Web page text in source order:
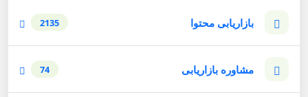
بازاریابی محتوا 2135
مشاوره بازاریابی 74